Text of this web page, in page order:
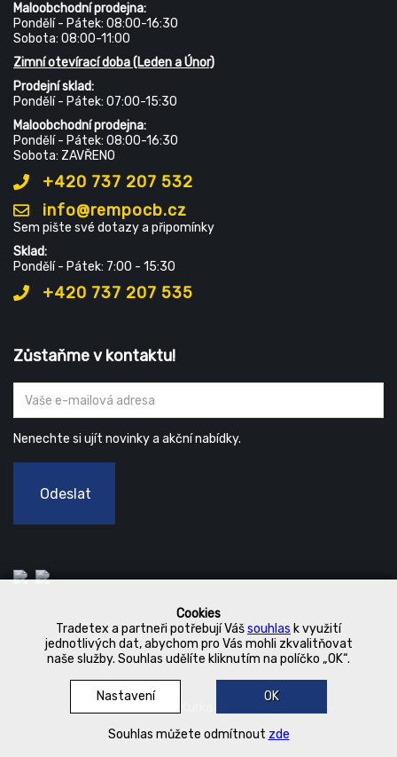
Cookies
Tradetex a partneři potřebují Vášsouhlas k využití
jednotlivých dat, abychom pro Vás mohli zkvalitňovat
naše služby. Souhlas udělíte kliknutím na políčko „OK“.
Nastavení OK
Souhlas můžete odmítnout zde
Maloobchodní prodejna:
Pondělí - Pátek: 08:00-16:30
Sobota: 08:00-11:00
Zimní otevírací doba (Leden a Únor)
Prodejní sklad:
Pondělí - Pátek: 07:00-15:30
Maloobchodní prodejna:
Pondělí - Pátek: 08:00-16:30
Sobota: ZAVŘENO
+420 737 207 532
info@rempocb.cz
Sem pište své dotazy a připomínky
Sklad:
Pondělí - Pátek: 7:00 - 15:30
+420 737 207 535
Zůstaňme v kontaktu!
Nenechte si ujít novinky a akční nabídky.
Odeslat